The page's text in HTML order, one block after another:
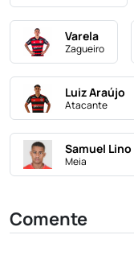
Varela
Zagueiro
Luiz Araújo
Atacante
Samuel Lino
Meia
Comente